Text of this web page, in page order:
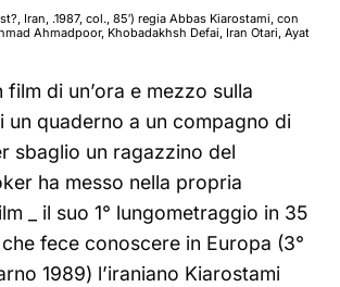
Iran, .1987, col., 85′) regia Abbas Kiarostami, con
Ahmadpoor, Khobadakhsh Defai, Iran Otari, Ayat
film di un’ora e mezzo sulla
un quaderno a un compagno di
sbaglio un ragazzino del
ha messo nella propria
_ il suo 1° lungometraggio in 35
fece conoscere in Europa (3°
1989) l’iraniano Kiarostami